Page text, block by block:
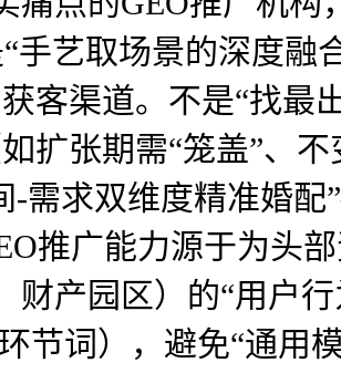
“手艺取场景的深度
客渠道。不是“找最
扩张期需“笼盖”、
-需求双维度精准婚
推广能力源于为头
产园区）的“用户行
节词），避免“通用